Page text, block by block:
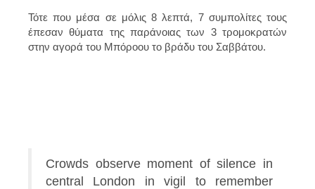
Τότε που μέσα σε μόλις 8 λεπτά, 7 συμπολίτες τους
έπεσαν θύματα της παράνοιας των 3 τρομοκρατών
στην αγορά του Μπόροου το βράδυ του Σαββάτου.
Crowds observe moment of silence in
central London in vigil to remember